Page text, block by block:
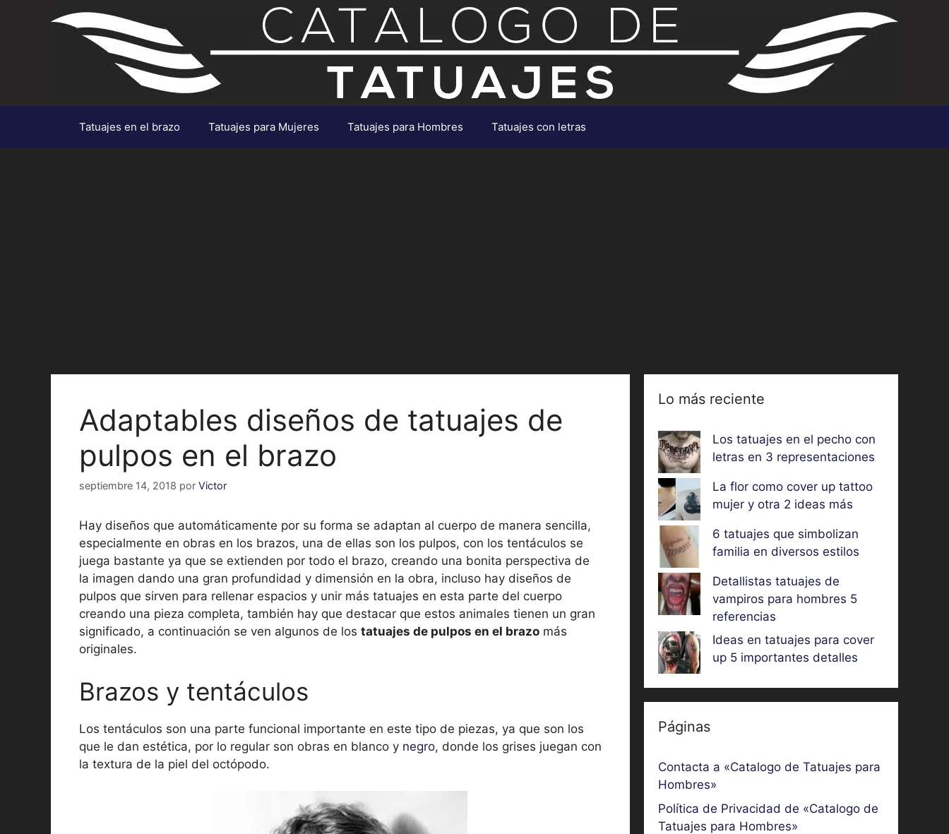
Tatuajes en el brazo Tatuajes para Mujeres Tatuajes para Hombres Tatuajes con letras
Adaptables diseños de tatuajes de
pulpos en el brazo
septiembre 14, 2018 por Victor
Hay diseños que automáticamente por su forma se adaptan al cuerpo de manera sencilla,
especialmente en obras en los brazos, una de ellas son los pulpos, con los tentáculos se
juega bastante ya que se extienden por todo el brazo, creando una bonita perspectiva de
la imagen dando una gran profundidad y dimensión en la obra, incluso hay diseños de
pulpos que sirven para rellenar espacios y unir más tatuajes en esta parte del cuerpo
creando una pieza completa, también hay que destacar que estos animales tienen un gran
significado, a continuación se ven algunos de los tatuajes de pulpos en el brazo más
originales.
Brazos y tentáculos
Los tentáculos son una parte funcional importante en este tipo de piezas, ya que son los
que le dan estética, por lo regular son obras en blanco y negro, donde los grises juegan con
la textura de la piel del octópodo.
Lo más reciente
Los tatuajes en el pecho con
letras en 3 representaciones
La flor como cover up tattoo
mujer y otra 2 ideas más
6 tatuajes que simbolizan
familia en diversos estilos
Detallistas tatuajes de
vampiros para hombres 5
referencias
Ideas en tatuajes para cover
up 5 importantes detalles
Páginas
Contacta a «Catalogo de Tatuajes para
Hombres»
Política de Privacidad de «Catalogo de
Tatuajes para Hombres»